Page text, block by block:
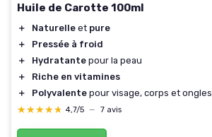
Huile de Carotte 100ml
＋ Naturelle et pure
＋
Pressée à froid
＋
Hydratante pour la peau
＋
Riche en vitamines
＋
Polyvalente pour visage, corps et ongles
★★★★★
★★★★★ 4,7/5 — 7 avis